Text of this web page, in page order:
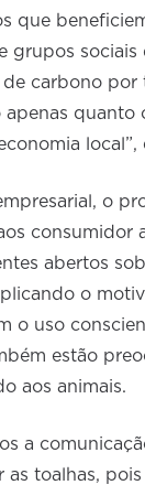
que
grupos
carbono
apenas
local”,
o
consumidor
abertos
o
o uso
estão
aos animais.
a
toalhas,